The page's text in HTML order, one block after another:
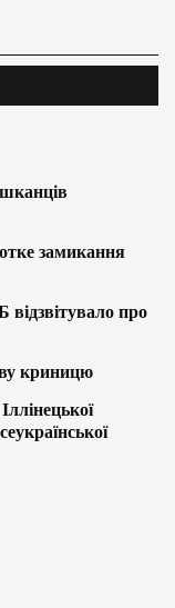
замикання
про
криницю